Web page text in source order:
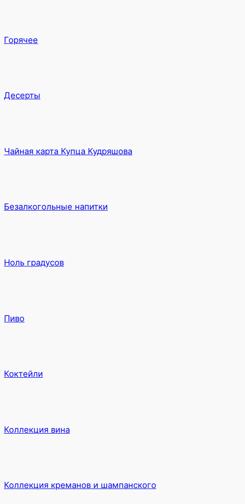
Горячее
Десерты
Чайная карта Купца Кудряшова
Безалкогольные напитки
Ноль градусов
Пиво
Коктейли
Коллекция вина
Коллекция креманов и шампанского